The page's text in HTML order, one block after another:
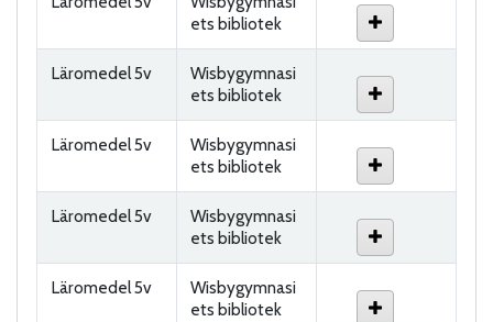
ets bibliotek
Läromedel 5v
Wisbygymnasi
ets bibliotek
Läromedel 5v
Wisbygymnasi
ets bibliotek
Läromedel 5v
Wisbygymnasi
ets bibliotek
Läromedel 5v
Wisbygymnasi
ets bibliotek